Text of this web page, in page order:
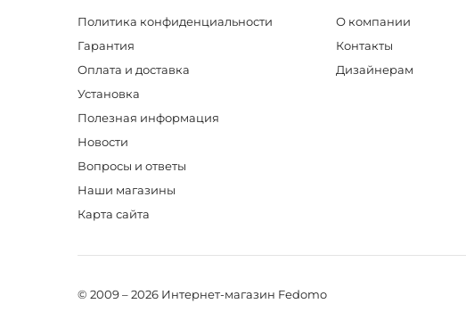
Политика конфиденциальности
Гарантия
Оплата и доставка
Установка
Полезная информация
Новости
Вопросы и ответы
Наши магазины
Карта сайта
О компании
Контакты
Дизайнерам
© 2009 – 2026 Интернет-магазин Fedomo